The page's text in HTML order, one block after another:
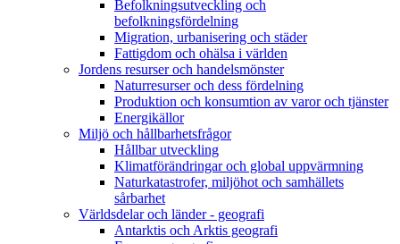
Befolkningsutveckling och
befolkningsfördelning
Migration, urbanisering och städer
Fattigdom och ohälsa i världen
Jordens resurser och handelsmönster
Naturresurser och dess fördelning
Produktion och konsumtion av varor och tjänster
Energikällor
Miljö och hållbarhetsfrågor
Hållbar utveckling
Klimatförändringar och global uppvärmning
Naturkatastrofer, miljöhot och samhällets
sårbarhet
Världsdelar och länder - geografi
Antarktis och Arktis geografi